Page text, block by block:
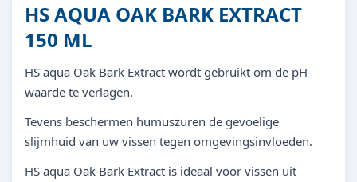
HS AQUA OAK BARK EXTRACT
150 ML
HS aqua Oak Bark Extract wordt gebruikt om de pH-
waarde te verlagen.
Tevens beschermen humuszuren de gevoelige
slijmhuid van uw vissen tegen omgevingsinvloeden.
HS aqua Oak Bark Extract is ideaal voor vissen uit